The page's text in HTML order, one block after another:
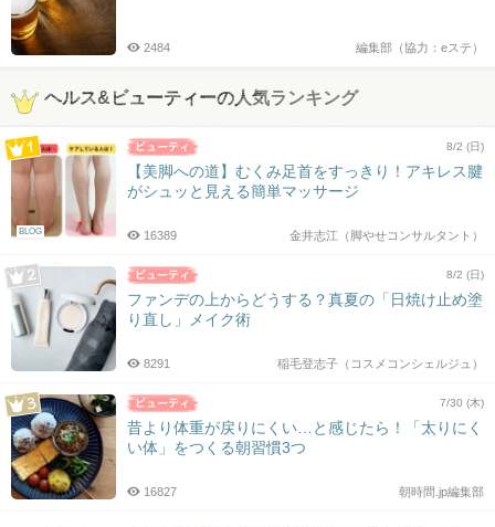
編集部（協力：eステ）
2484
ヘルス&ビューティーの人気ランキング
BLOG
8/2 (日)
【美脚への道】むくみ足首をすっきり！アキレス腱
がシュッと見える簡単マッサージ
金井志江（脚やせコンサルタント）
16389
8/2 (日)
ファンデの上からどうする？真夏の「日焼け止め塗
り直し」メイク術
稲毛登志子（コスメコンシェルジュ）
8291
7/30 (木)
昔より体重が戻りにくい…と感じたら！「太りにく
い体」をつくる朝習慣3つ
朝時間.jp編集部
16827